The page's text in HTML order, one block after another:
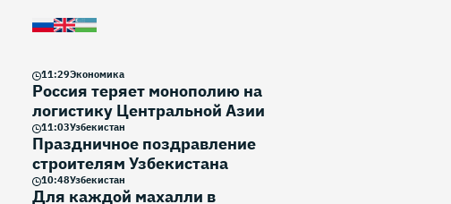
11:29Экономика
Россия теряет монополию на
логистику Центральной Азии
11:03Узбекистан
Праздничное поздравление
строителям Узбекистана
10:48Узбекистан
Для каждой махалли в